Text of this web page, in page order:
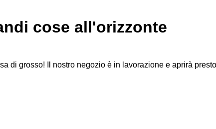
cose all'orizzonte
di grosso! Il nostro negozio è in lavorazione e aprirà